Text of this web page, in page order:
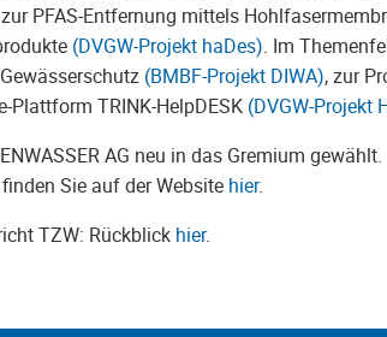
zur PFAS-Entfernung mittels
(DVGW-Projekt haDes). Im
(BMBF-Projekt DIWA), zur
Plattform TRINK-HelpDESK (DVGW-Projekt
AG neu in das Gremium
Sie auf der Website hier.
TZW: Rückblick hier.